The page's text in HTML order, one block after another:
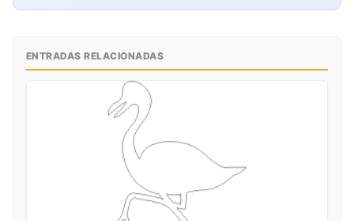
ENTRADAS RELACIONADAS